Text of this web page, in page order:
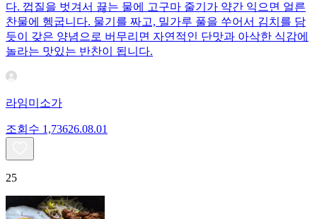
다. 껍질을 벗겨서 끓는 물에 고구마 줄기가 약간 익으면 얼른
찬물에 헹굽니다. 물기를 짜고, 밀가루 풀을 쑤어서 김치를 담
듯이 갖은 양념으로 버무리면 자연적인 단맛과 아삭한 식감에
놀라는 맛있는 반찬이 됩니다.
라임미소가
조회수 1,73626.08.01
25